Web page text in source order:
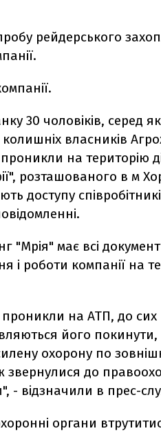
рейдерського
30 чоловіків, серед
колишніх власників
проникли на територію
розташованого в м
доступу
"Мрія" має всі
і роботи компанії на
на АТП, до сих
його
охорону по
звернулися до
- відзначили в прес-
органи